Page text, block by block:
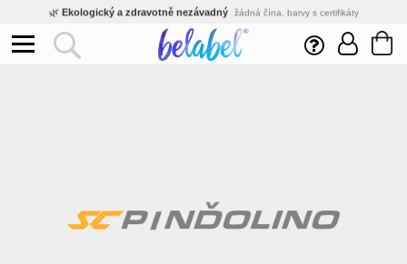
🌿 Ekologický a zdravotně nezávadný žádná čína, barvy s certifikáty
Inovativní výroba vlastní vývoj, nejnovější technologie
Rychlé dodání expedujeme do 24h